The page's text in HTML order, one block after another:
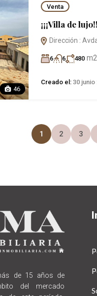
46
Venta
¡¡¡Villa de
Dirección :
6 6 480 m2
Creado el: 30 junio
1 2 3
de 15 años de
del mercado